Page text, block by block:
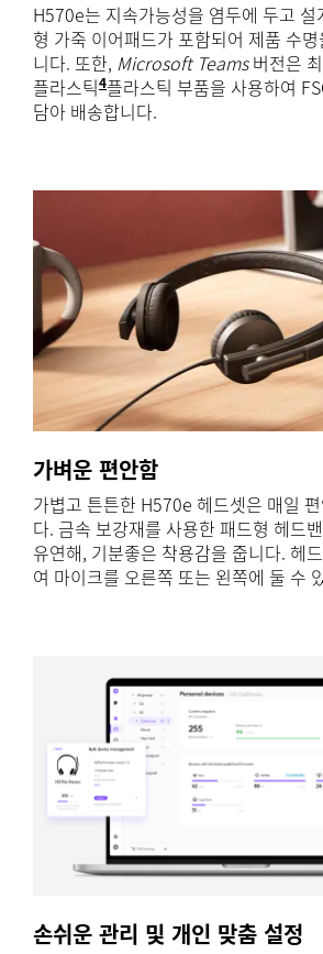
H570e는 지속가능성을 염두에 두고 설
형 가죽 이어패드가 포함되어 제품 수
니다. 또한, Microsoft Teams버전은
플라스틱4을 사용하여 만들어졌으며,
플라스틱 부품을 사용하여
담아 배송합니다.
가벼운 편안함
가볍고 튼튼한 H570e 헤드셋은 매일
다. 금속 보강재를 사용한 패드형 헤드
유연해, 기분좋은 착용감을 줍니다. 헤
여 마이크를 오른쪽 또는 왼쪽에 둘 수
손쉬운 관리 및 개인 맞춤 설정